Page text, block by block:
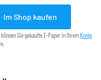
Im Shop kaufen
Sie gekaufte E-Paper in Ihrem Konto